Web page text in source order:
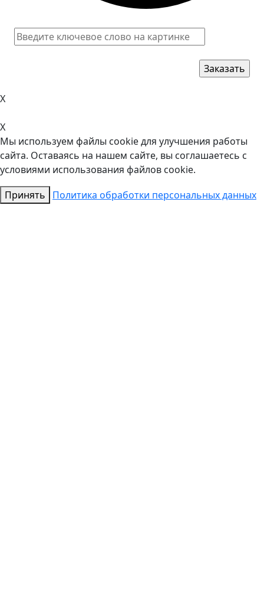
X
X
Мы используем файлы cookie для улучшения работы
сайта. Оставаясь на нашем сайте, вы соглашаетесь с
условиями использования файлов cookie.
Принять
Политика обработки персональных данных